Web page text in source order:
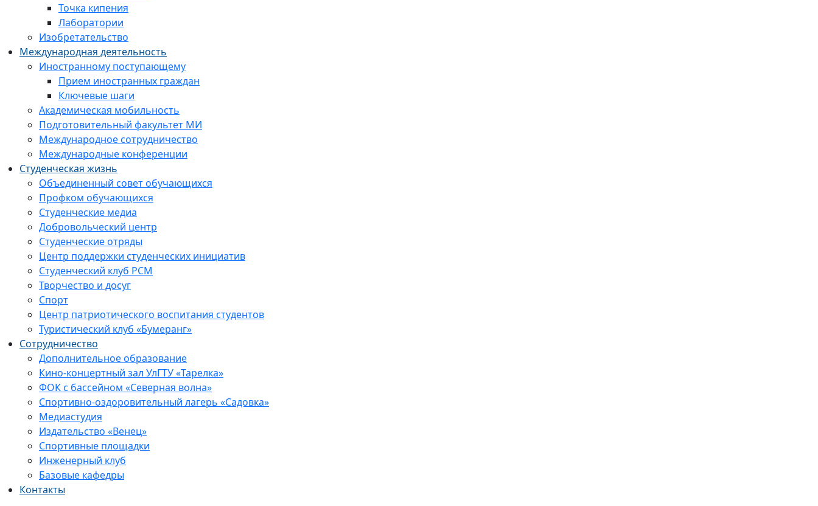
Точка кипения
Лаборатории
Изобретательство
Международная деятельность
Иностранному поступающему
Прием иностранных граждан
Ключевые шаги
Академическая мобильность
Подготовительный факультет МИ
Международное сотрудничество
Международные конференции
Студенческая жизнь
Объединенный совет обучающихся
Профком обучающихся
Студенческие медиа
Добровольческий центр
Студенческие отряды
Центр поддержки студенческих инициатив
Студенческий клуб РСМ
Творчество и досуг
Спорт
Центр патриотического воспитания студентов
Туристический клуб «Бумеранг»
Сотрудничество
Дополнительное образование
Кино-концертный зал УлГТУ «Тарелка»
ФОК с бассейном «Северная волна»
Спортивно-оздоровительный лагерь «Садовка»
Медиастудия
Издательство «Венец»
Спортивные площадки
Инженерный клуб
Базовые кафедры
Контакты